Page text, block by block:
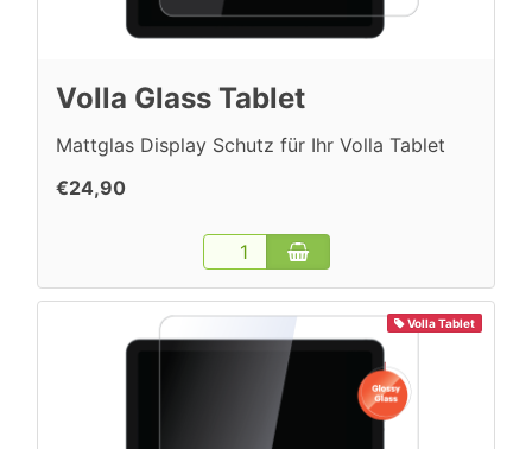
Volla Glass Tablet
Mattglas Display Schutz für Ihr Volla Tablet
€24,90
Volla Tablet